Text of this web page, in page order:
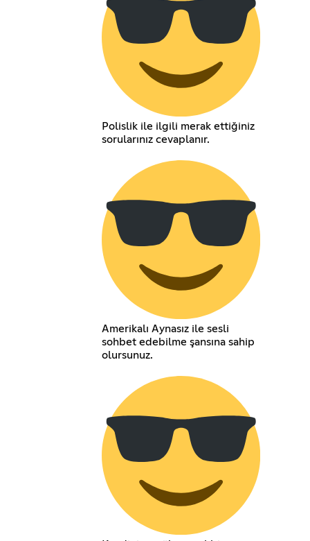
Polislik ile ilgili merak ettiğiniz
sorularınız cevaplanır.
Amerikalı Aynasız ile sesli
sohbet edebilme şansına sahip
olursunuz.